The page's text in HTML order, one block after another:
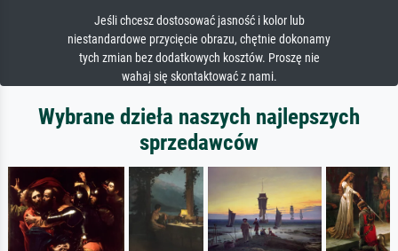
Jeśli chcesz dostosować jasność i kolor lub
niestandardowe przycięcie obrazu, chętnie dokonamy
tych zmian bez dodatkowych kosztów. Proszę nie
wahaj się skontaktować z nami.
Wybrane dzieła naszych najlepszych
sprzedawców